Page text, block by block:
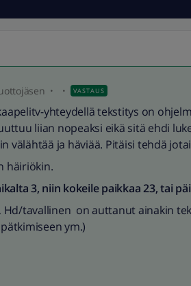
VASTAUS
yhteydellä tekstitys on
liian nopeaksi eikä sitä ehdi
välähtää ja häviää. Pitäisi tehdä
häiriökin.
3, niin kokeile paikkaa 23, tai
Hd/tavallinen on auttanut ainakin
ym.)